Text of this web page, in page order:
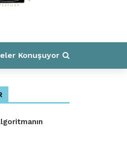
Konuşuyor